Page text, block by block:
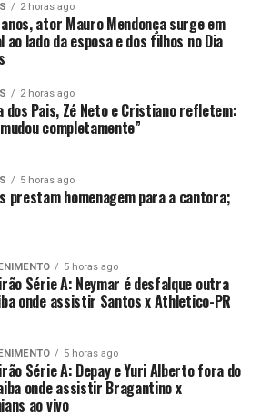
2 horas ago
ator Mauro Mendonça surge em
ao lado da esposa e dos filhos no Dia
2 horas ago
dos Pais, Zé Neto e Cristiano refletem:
completamente”
5 horas ago
prestam homenagem para a cantora;
5 horas ago
Série A: Neymar é desfalque outra
onde assistir Santos x Athletico-PR
5 horas ago
Série A: Depay e Yuri Alberto fora do
onde assistir Bragantino x
ao vivo